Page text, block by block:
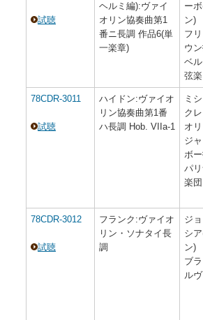
試聴
ヘルミ編):ヴァイ
オリン協奏曲第1
番ニ長調 作品6(単
一楽章)
ー
ン)
フ
ウ
ベ
弦
78CDR-3011
試聴
ハイドン:ヴァイオ
リン協奏曲第1番
ハ長調 Hob. VIIa-1
ミ
ク
オ
ジ
ボ
パ
楽団
78CDR-3012
試聴
フランク:ヴァイオ
リン・ソナタイ長
調
ジ
シ
ン)
ブ
ル